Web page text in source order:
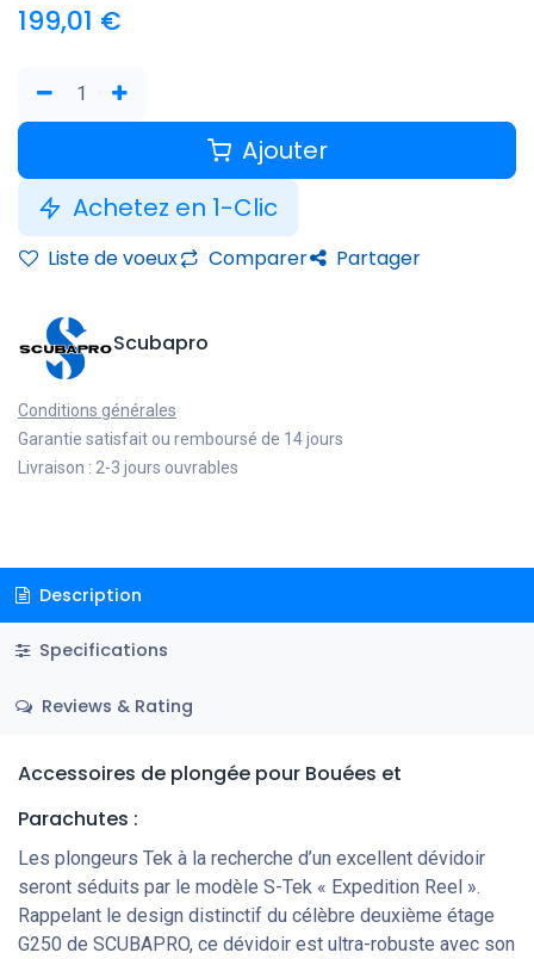
199,01 €
Ajouter
Achetez en 1-Clic
Liste de voeux Comparer Partager
Scubapro
Conditions générales
Garantie satisfait ou remboursé de 14 jours
Livraison : 2-3 jours ouvrables
Description
Specifications
Reviews & Rating
Accessoires de plongée pour Bouées et
Parachutes :
Les plongeurs Tek à la recherche d’un excellent dévidoir
seront séduits par le modèle S-Tek « Expedition Reel ».
Rappelant le design distinctif du célèbre deuxième étage
G250 de SCUBAPRO, ce dévidoir est ultra-robuste avec son